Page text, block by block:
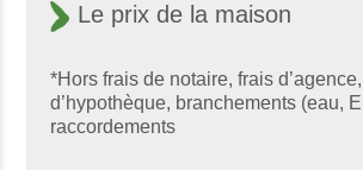
Le prix de la maison
*Hors frais de notaire, frais
d’hypothèque, branchements (eau,
raccordements